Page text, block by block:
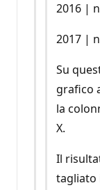
2016 |
2017 |
Su
grafico
la
X.
Il
tagliato